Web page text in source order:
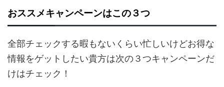
おススメキャンペーンはこの３つ
全部チェックする暇もないくらい忙しいけどお得な
情報をゲットしたい貴方は次の３つキャンペーンだ
けはチェック！